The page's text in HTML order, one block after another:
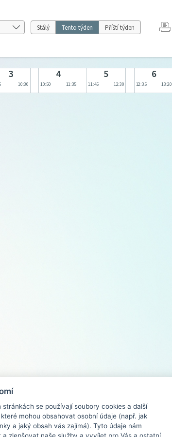
Stálý Tento týden Příští týden
3
10:30
4
10:50 11:35
5
11:45 12:30
6
12:35 13:20
se používají soubory cookies a další
mohou obsahovat osobní údaje (např. jak
a jaký obsah vás zajímá). Tyto údaje nám